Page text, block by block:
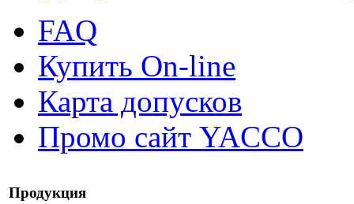
FAQ
Купить On-line
Карта допусков
Промо сайт YACCO
Продукция